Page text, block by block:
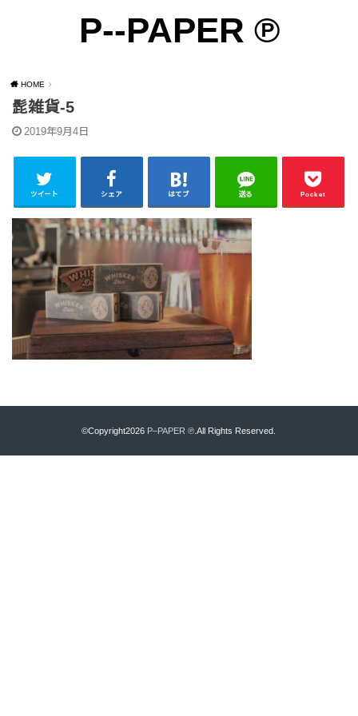
P--PAPER ℗
HOME
髭雑貨-5
2019年9月4日
ツイート シェア はてブ 送る Pocket
©Copyright2026 P–PAPER ℗ .All Rights Reserved.